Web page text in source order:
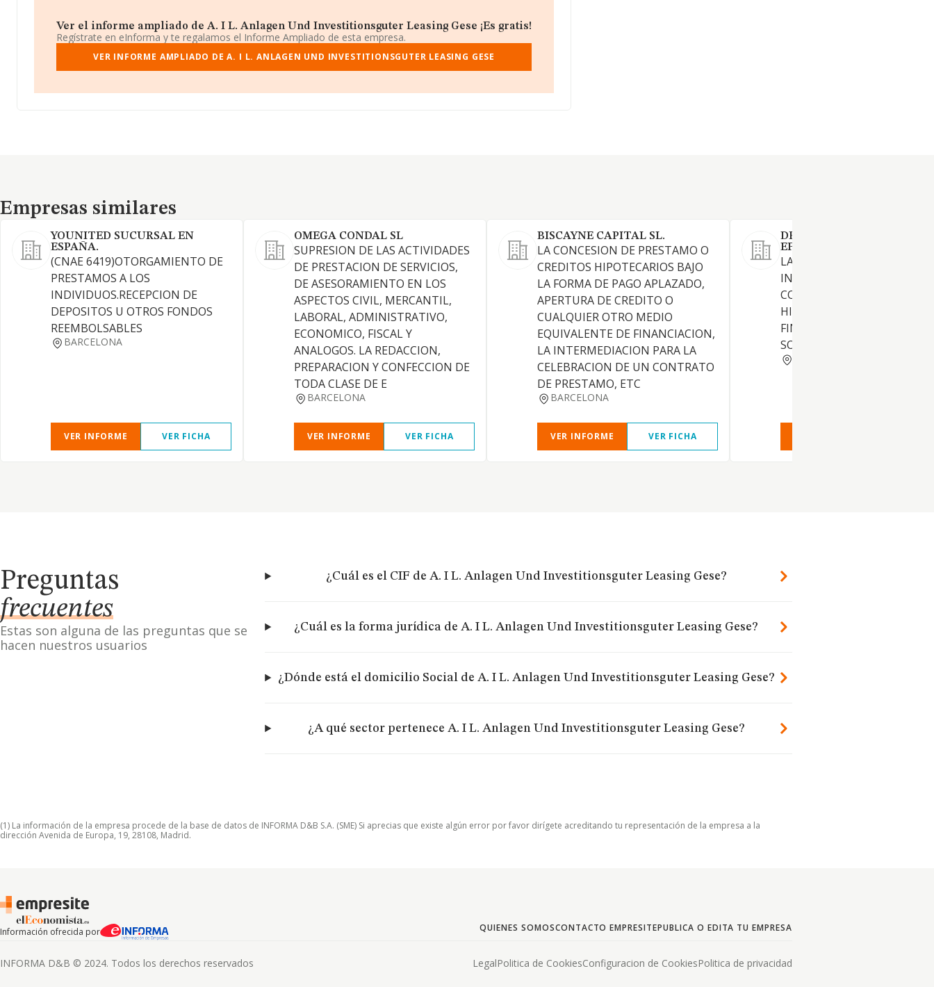
Ver el informe ampliado de A. I L. Anlagen Und Investitionsguter Leasing Gese ¡Es gratis!
Regístrate en eInforma y te regalamos el Informe Ampliado de esta empresa.
VER INFORME AMPLIADO DE A. I L. ANLAGEN UND INVESTITIONSGUTER LEASING GESE
Empresas similares
Empresas similares
YOUNITED SUCURSAL EN
ESPAÑA.
(CNAE 6419)OTORGAMIENTO DE
PRESTAMOS A LOS
INDIVIDUOS.RECEPCION DE
DEPOSITOS U OTROS FONDOS
REEMBOLSABLES
BARCELONA
VER INFORME VER FICHA
OMEGA CONDAL SL
SUPRESION DE LAS ACTIVIDADES
DE PRESTACION DE SERVICIOS,
DE ASESORAMIENTO EN LOS
ASPECTOS CIVIL, MERCANTIL,
LABORAL, ADMINISTRATIVO,
ECONOMICO, FISCAL Y
ANALOGOS. LA REDACCION,
PREPARACION Y CONFECCION DE
TODA CLASE DE E
BARCELONA
VER INFORME VER FICHA
BISCAYNE CAPITAL SL.
LA CONCESION DE PRESTAMO O
CREDITOS HIPOTECARIOS BAJO
LA FORMA DE PAGO APLAZADO,
APERTURA DE CREDITO O
CUALQUIER OTRO MEDIO
EQUIVALENTE DE FINANCIACION,
LA INTERMEDIACION PARA LA
CELEBRACION DE UN CONTRATO
DE PRESTAMO, ETC
BARCELONA
VER INFORME VER FICHA
DEUTSCHE LEASING
EFC SA
LA CONCESION DE
INCLUYENDO CREDITOS AL
CONSUMO, CREDITOS
HIPOTECARIOS Y LA
FINANCIACION DE CREDITOS
SOBRE MERCANCIAS
Preguntas
frecuentes
Estas son alguna de las preguntas que se
hacen nuestros usuarios
¿Cuál es el CIF de A. I L. Anlagen Und Investitionsguter Leasing Gese?
¿Cuál es la forma jurídica de A. I L. Anlagen Und Investitionsguter Leasing Gese?
¿Dónde está el domicilio Social de A. I L. Anlagen Und Investitionsguter Leasing Gese?
¿A qué sector pertenece A. I L. Anlagen Und Investitionsguter Leasing Gese?
(1) La información de la empresa procede de la base de datos de INFORMA D&B S.A. (SME) Si aprecias que existe algún error por favor dirígete acreditando tu representación de la empresa a la
dirección Avenida de Europa, 19, 28108, Madrid.
Información ofrecida por QUIENES SOMOSCONTACTO EMPRESITEPUBLICA O EDITA TU EMPRESA
INFORMA D&B © 2024. Todos los derechos reservados LegalPolitica de CookiesConfiguracion de CookiesPolitica de privacidad